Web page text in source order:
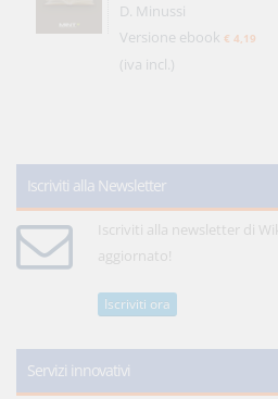
D. Minussi
Versione ebook € 4,19
(iva incl.)
Iscriviti alla Newsletter
Iscriviti alla newsletter di
aggiornato!
Iscriviti ora
Servizi innovativi